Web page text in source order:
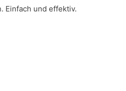
Einfach und effektiv.